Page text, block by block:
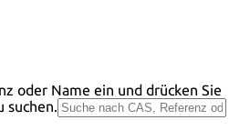
oder Name ein und drücken Sie
suchen.